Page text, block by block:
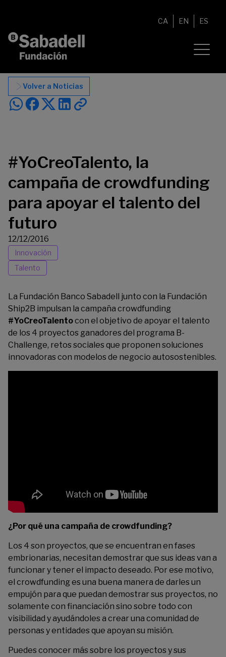
CA EN ES
Volver a Noticias
#YoCreoTalento, la
campaña de crowdfunding
para apoyar el talento del
futuro
12/12/2016
Innovación
Talento
La Fundación Banco Sabadell junto con la Fundación
Ship2B impulsan la campaña crowdfunding
#YoCreoTalentocon el objetivo de apoyar el talento
de los 4 proyectos ganadores del programa B-
Challenge, retos sociales que proponen soluciones
innovadoras con modelos de negocio autosostenibles.
¿Por qué una campaña de crowdfunding?
Los 4 son proyectos, que se encuentran en fases
embrionarias, necesitan demostrar que sus ideas van a
funcionar y tener el impacto deseado. Por ese motivo,
el crowdfunding es una buena manera de darles un
empujón para que puedan demostrar sus proyectos, no
solamente con financiación sino sobre todo con
visibilidad y ayudándoles a crear una comunidad de
personas y entidades que apoyan su misión.
Puedes conocer más sobre los proyectos y sus